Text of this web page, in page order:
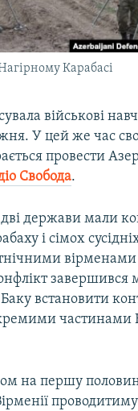
КРИМУ
RL
Карабасі
військові
У цей же час
провести
Свобода.
держави мали
і сімох
встановити
частинами
на першу